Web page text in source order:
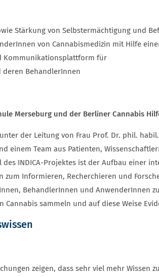
Stärkung von Selbstermächtigung und
von Cannabismedizin mit Hilfe
Kommunikationsplattform für
BehandlerInnen
Merseburg und der Berliner Cannabis
der Leitung von Frau Prof. Dr. phil.
einem Team aus Patienten,
des INDICA-Projektes ist der Aufbau einer
zum Informieren, Recherchieren und
BehandlerInnen und AnwenderInnen
sammeln und auf diese Weise
zeigen, dass sehr viel mehr Wissen